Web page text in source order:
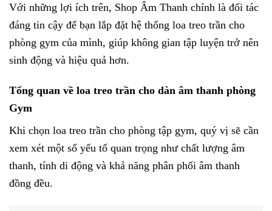
Với những lợi ích trên, Shop Âm Thanh chính là đối tác
đáng tin cậy để bạn lắp đặt hệ thống loa treo trần cho
phòng gym của mình, giúp không gian tập luyện trở nên
sinh động và hiệu quả hơn.
Tổng quan về loa treo trần cho dàn âm thanh phòng
Gym
Khi chọn loa treo trần cho phòng tập gym, quý vị sẽ cần
xem xét một số yếu tố quan trọng như chất lượng âm
thanh, tính di động và khả năng phân phối âm thanh
đồng đều.